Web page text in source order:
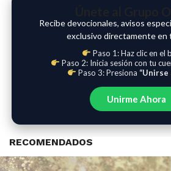
Recibe devocionales, avisos
exclusivo directamente en
Paso 1: Haz clic en el
Paso 2: Inicia sesión con tu
Paso 3: Presiona “Unirse
Unirme Ahora
RECOMENDADOS